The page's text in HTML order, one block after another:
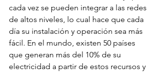
cada vez se pueden integrar a las redes
de altos niveles, lo cual hace que cada
día su instalación y operación sea más
fácil. En el mundo, existen 50 países
que generan más del 10% de su
electricidad a partir de estos recursos y